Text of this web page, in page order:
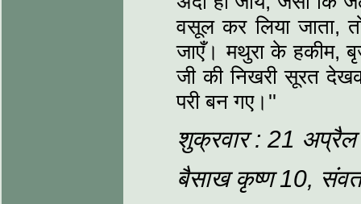
वसूल कर लिया जाता,
जाएँ। मथुरा के हकीम,
जी की निखरी सूरत
परी बन गए।''
शुक्रवार : 21
बैसाख कृष्‍ण 10,